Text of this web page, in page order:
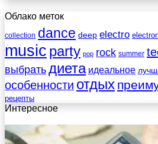
Облако меток
collection dance deep electro
music party pop rock summer
выбратьдиета идеальное
особенности отдых
рецепты
Интересное